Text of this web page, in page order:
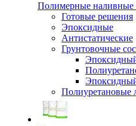
Полимерные
Готовые решения
Эпоксидные
Антистатические
Грунтовочные
Полиуретановые